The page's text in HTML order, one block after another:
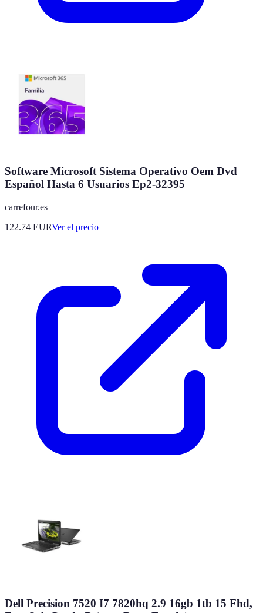
Software Microsoft Sistema Operativo Oem Dvd
Español Hasta 6 Usuarios Ep2-32395
carrefour.es
122.74 EURVer el precio
Dell Precision 7520 I7 7820hq 2.9 16gb 1tb 15 Fhd,